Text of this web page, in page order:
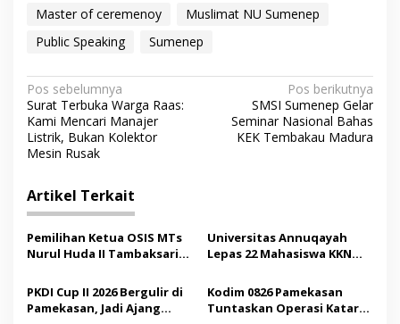
Master of ceremenoy
Muslimat NU Sumenep
Public Speaking
Sumenep
N
a
v
i
g
a
s
i
p
Pos sebelumnya
Surat Terbuka Warga Raas:
Kami Mencari Manajer
Listrik, Bukan Kolektor
Mesin Rusak
Pos berikutnya
SMSI Sumenep Gelar
Seminar Nasional Bahas
KEK Tembakau Madura
Artikel Terkait
Pemilihan Ketua OSIS MTs
Nurul Huda II Tambaksari
Demokrasi bagi Siswa
Universitas Annuqayah
Lepas 22 Mahasiswa KKN
Saudi
PKDI Cup II 2026 Bergulir di
Pamekasan, Jadi Ajang
Kodim 0826 Pamekasan
Tuntaskan Operasi Katarak